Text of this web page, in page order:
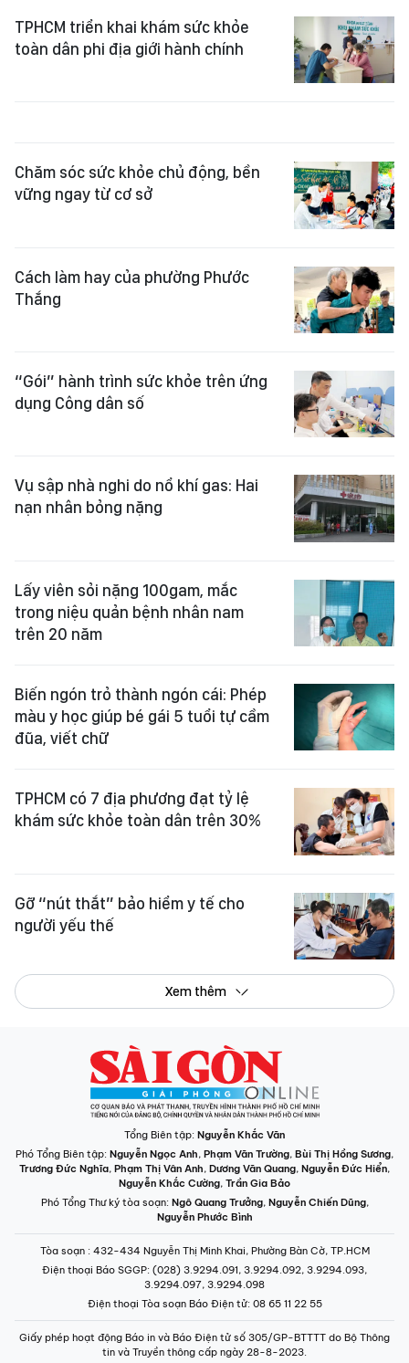
TPHCM triển khai khám sức khỏe
toàn dân phi địa giới hành chính
Chăm sóc sức khỏe chủ động, bền
vững ngay từ cơ sở
Cách làm hay của phường Phước
Thắng
“Gói” hành trình sức khỏe trên ứng
dụng Công dân số
Vụ sập nhà nghi do nổ khí gas: Hai
nạn nhân bỏng nặng
Lấy viên sỏi nặng 100gam, mắc
trong niệu quản bệnh nhân nam
trên 20 năm
Biến ngón trỏ thành ngón cái: Phép
màu y học giúp bé gái 5 tuổi tự cầm
đũa, viết chữ
TPHCM có 7 địa phương đạt tỷ lệ
khám sức khỏe toàn dân trên 30%
Gỡ “nút thắt” bảo hiểm y tế cho
người yếu thế
Xem thêm
Tổng Biên tập: Nguyễn Khắc Văn
Phó Tổng Biên tập: Nguyễn Ngọc Anh, Phạm Văn Trường, Bùi Thị Hồng Sương,
Trương Đức Nghĩa, Phạm Thị Vân Anh, Dương Văn Quang, Nguyễn Đức Hiển,
Nguyễn Khắc Cường, Trần Gia Bảo
Phó Tổng Thư ký tòa soạn: Ngô Quang Trưởng, Nguyễn Chiến Dũng,
Nguyễn Phước Bình
Tòa soạn : 432-434 Nguyễn Thị Minh Khai, Phường Bàn Cờ, TP.HCM
Điện thoại Báo SGGP: (028) 3.9294.091, 3.9294.092, 3.9294.093,
3.9294.097, 3.9294.098
Điện thoại Tòa soạn Báo Điện tử: 08 65 11 22 55
Giấy phép hoạt động Báo in và Báo Điện tử số 305/GP-BTTTT do Bộ Thông
tin và Truyền thông cấp ngày 28-8-2023.